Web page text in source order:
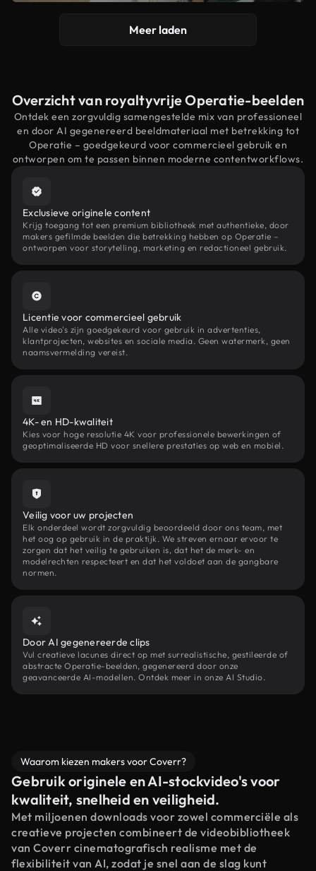
Meer laden
Overzicht van royaltyvrije Operatie-beelden
Ontdek een zorgvuldig samengestelde mix van professioneel
en door AI gegenereerd beeldmateriaal met betrekking tot
Operatie – goedgekeurd voor commercieel gebruik en
ontworpen om te passen binnen moderne contentworkflows.
Exclusieve originele content
Krijg toegang tot een premium bibliotheek met authentieke, door
makers gefilmde beelden die betrekking hebben op Operatie –
ontworpen voor storytelling, marketing en redactioneel gebruik.
Licentie voor commercieel gebruik
Alle video's zijn goedgekeurd voor gebruik in advertenties,
klantprojecten, websites en sociale media. Geen watermerk, geen
naamsvermelding vereist.
4K- en HD-kwaliteit
Kies voor hoge resolutie 4K voor professionele bewerkingen of
geoptimaliseerde HD voor snellere prestaties op web en mobiel.
Veilig voor uw projecten
Elk onderdeel wordt zorgvuldig beoordeeld door ons team, met
het oog op gebruik in de praktijk. We streven ernaar ervoor te
zorgen dat het veilig te gebruiken is, dat het de merk- en
modelrechten respecteert en dat het voldoet aan de gangbare
normen.
Door AI gegenereerde clips
Vul creatieve lacunes direct op met surrealistische, gestileerde of
abstracte Operatie-beelden, gegenereerd door onze
geavanceerde AI-modellen. Ontdek meer in onze AI Studio.
Waarom kiezen makers voor Coverr?
Gebruik originele en AI-stockvideo's voor
kwaliteit, snelheid en veiligheid.
Met miljoenen downloads voor zowel commerciële als
creatieve projecten combineert de videobibliotheek
van Coverr cinematografisch realisme met de
flexibiliteit van AI, zodat je snel aan de slag kunt